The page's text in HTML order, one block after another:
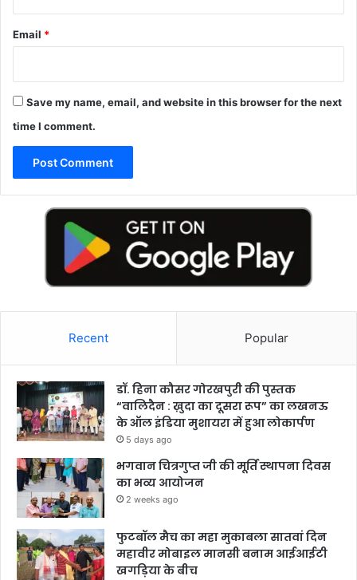
Email *
Save my name, email, and website in this browser for the next
time I comment.
Recent Popular
डॉ. हिना कौसर गोरखपुरी की पुस्तक
“वालिदैन : ख़ुदा का दूसरा रूप” का लखनऊ
के ऑल इंडिया मुशायरा में हुआ लोकार्पण
5 days ago
भगवान चित्रगुप्त जी की मूर्ति स्थापना दिवस
का भव्य आयोजन
2 weeks ago
फुटबॉल मैच का महा मुकाबला सातवां दिन
महावीर मोबाइल मानसी बनाम आईआईटी
खगड़िया के बीच